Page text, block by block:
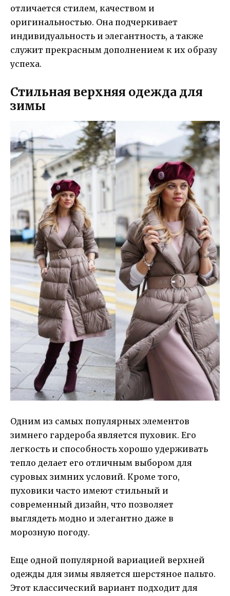
отличается стилем, качеством и
оригинальностью. Она подчеркивает
индивидуальность и элегантность, а также
служит прекрасным дополнением к их образу
успеха.
Стильная верхняя одежда для
зимы
Одним из самых популярных элементов
зимнего гардероба является пуховик. Его
легкость и способность хорошо удерживать
тепло делает его отличным выбором для
суровых зимних условий. Кроме того,
пуховики часто имеют стильный и
современный дизайн, что позволяет
выглядеть модно и элегантно даже в
морозную погоду.
Еще одной популярной вариацией верхней
одежды для зимы является шерстяное пальто.
Этот классический вариант подходит для